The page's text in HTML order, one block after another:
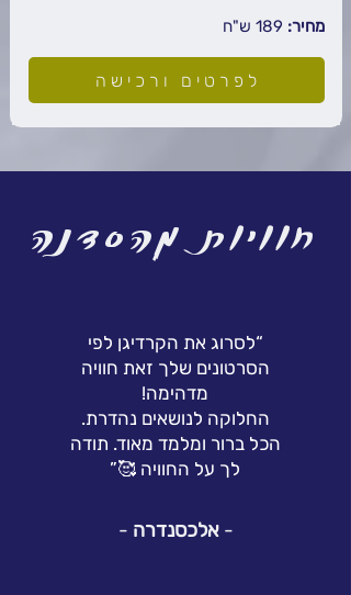
מחיר: ש"ח
לפרטים ורכישה
חוויות מהסדנה
“לסרוג את הקרדיגן לפי
הסרטונים שלך זאת חוויה
מדהימה!
החלוקה לנושאים נהדרת.
הכל ברור ומלמד מאוד. תודה
לך על החוויה 🥰”
-אלכסנדרה -